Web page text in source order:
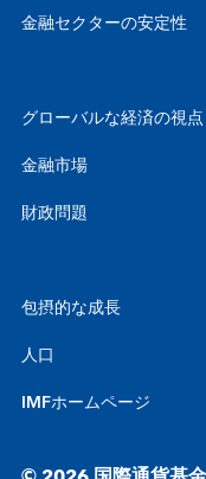
金融セクターの安定性
グローバルな経済の視点
金融市場
財政問題
包摂的な成長
人口
IMFホームページ